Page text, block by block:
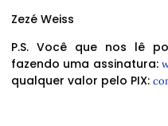
Zezé Weiss
P.S. Você que nos lê
fazendo uma assinatura:
qualquer valor pelo PIX: